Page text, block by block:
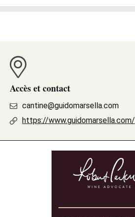
Accès et contact
cantine@guidomarsella.com
https://www.guidomarsella.com/